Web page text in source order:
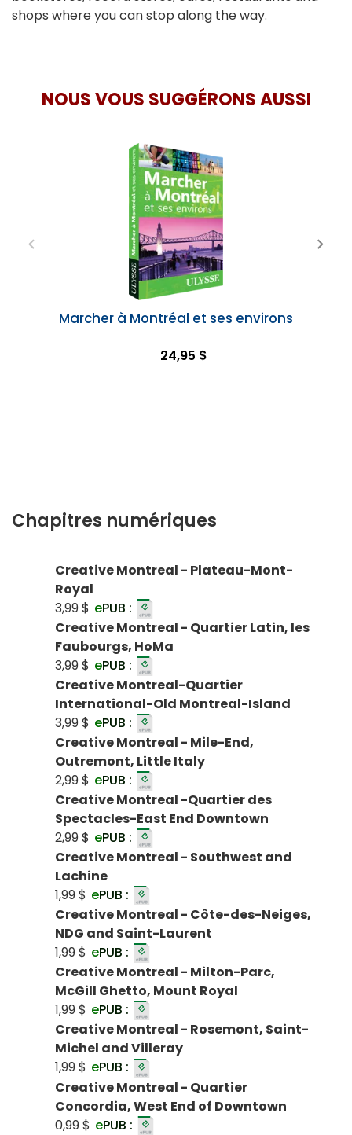
shops where you can stop along the way.
NOUS VOUS SUGGÉRONS AUSSI
Marcher à Montréal et ses environs
24,95 $
Chapitres numériques
Creative Montreal - Plateau-Mont-
Royal
3,99 $ ePUB :
Creative Montreal - Quartier Latin, les
Faubourgs, HoMa
3,99 $ ePUB :
Creative Montreal-Quartier
International-Old Montreal-Island
3,99 $ ePUB :
Creative Montreal - Mile-End,
Outremont, Little Italy
2,99 $ ePUB :
Creative Montreal -Quartier des
Spectacles-East End Downtown
2,99 $ ePUB :
Creative Montreal - Southwest and
Lachine
1,99 $ ePUB :
Creative Montreal - Côte-des-Neiges,
NDG and Saint-Laurent
1,99 $ ePUB :
Creative Montreal - Milton-Parc,
McGill Ghetto, Mount Royal
1,99 $ ePUB :
Creative Montreal - Rosemont, Saint-
Michel and Villeray
1,99 $ ePUB :
Creative Montreal - Quartier
Concordia, West End of Downtown
0,99 $ ePUB :